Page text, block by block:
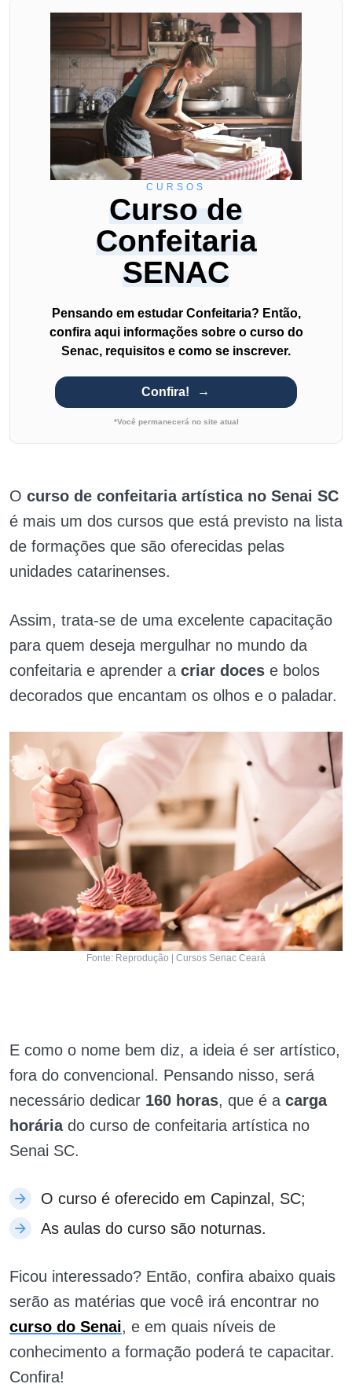
CURSOS
Curso de
Confeitaria
SENAC
Pensando em estudar Confeitaria? Então,
confira aqui informações sobre o curso do
Senac, requisitos e como se inscrever.
Confira!
*Você permanecerá no site atual
O curso de confeitaria artística no Senai SC
é mais um dos cursos que está previsto na lista
de formações que são oferecidas pelas
unidades catarinenses.
Assim, trata-se de uma excelente capacitação
para quem deseja mergulhar no mundo da
confeitaria e aprender a criar doces e bolos
decorados que encantam os olhos e o paladar.
Fonte: Reprodução | Cursos Senac Ceará
E como o nome bem diz, a ideia é ser artístico,
fora do convencional. Pensando nisso, será
necessário dedicar 160 horas, que é a carga
horáriado curso de confeitaria artística no
Senai SC.
O curso é oferecido em Capinzal, SC;
As aulas do curso são noturnas.
Ficou interessado? Então, confira abaixo quais
serão as matérias que você irá encontrar no
curso do Senai, e em quais níveis de
conhecimento a formação poderá te capacitar.
Confira!